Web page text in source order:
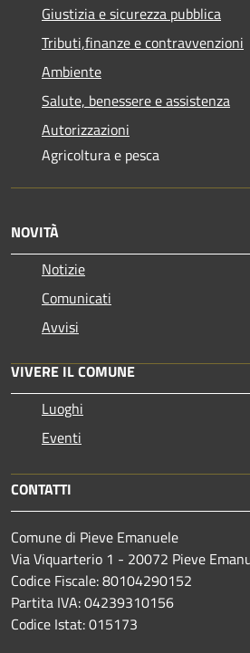
Giustizia e sicurezza pubblica
Tributi,finanze e contravvenzioni
Ambiente
Salute, benessere e assistenza
Autorizzazioni
Agricoltura e pesca
NOVITÀ
Notizie
Comunicati
Avvisi
VIVERE IL COMUNE
Luoghi
Eventi
CONTATTI
Comune di Pieve Emanuele
Via Viquarterio 1 - 20072 Pieve
Codice Fiscale: 80104290152
Partita IVA: 04239310156
Codice Istat: 015173